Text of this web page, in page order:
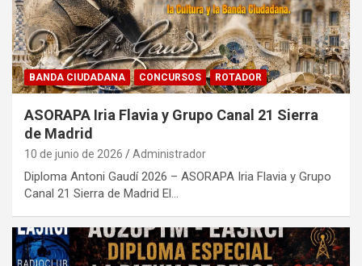
BANDA CIUDADANA CONCURSOS ROTADOR
ASORAPA Iria Flavia y Grupo Canal 21 Sierra
de Madrid
10 de junio de 2026 Administrador
Diploma Antoni Gaudí 2026 – ASORAPA Iria Flavia y Grupo
Canal 21 Sierra de Madrid El…